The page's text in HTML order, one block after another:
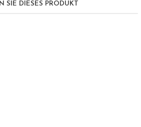
SIE DIESES PRODUKT